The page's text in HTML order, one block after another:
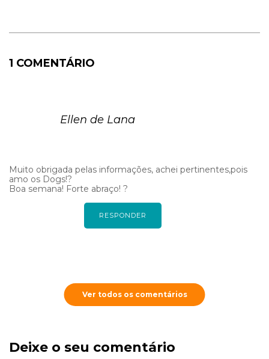
1 COMENTÁRIO
Ellen de Lana
Muito obrigada pelas informações, achei pertinentes,pois
amo os Dogs!?
Boa semana! Forte abraço! ?
RESPONDER
Ver todos os comentários
Deixe o seu comentário